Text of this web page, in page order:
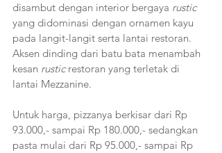
disambut dengan interior bergaya rustic
yang didominasi dengan ornamen kayu
pada langit-langit serta lantai restoran.
Aksen dinding dari batu bata menambah
kesan rustic restoran yang terletak di
lantai Mezzanine.
Untuk harga, pizzanya berkisar dari Rp
93.000,- sampai Rp 180.000,- sedangkan
pasta mulai dari Rp 95.000,- sampai Rp